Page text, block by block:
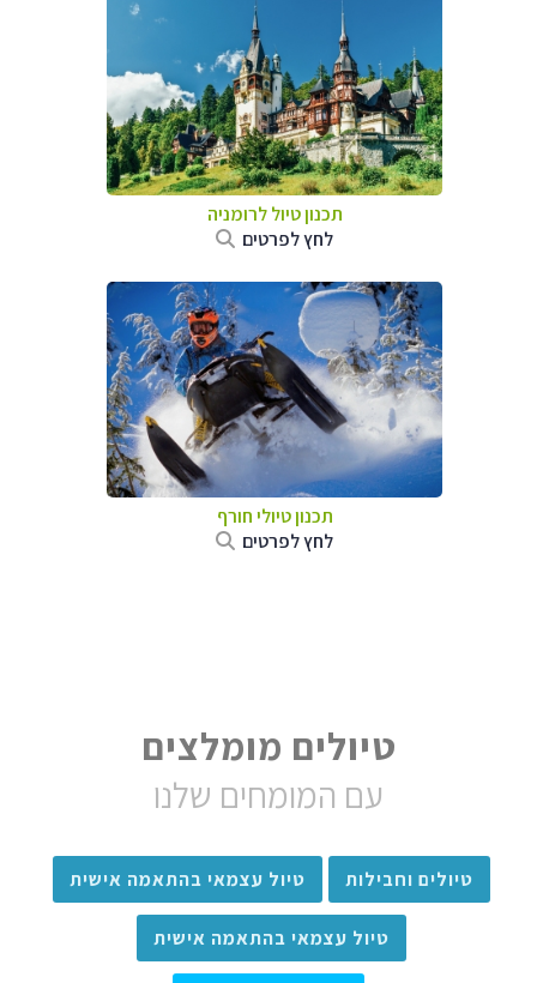
תכנון טיול לרומניה
לחץ לפרטים
תכנון טיולי חורף
לחץ לפרטים
טיולים מומלצים
עם המומחים שלנו
טיולים וחבילות טיול עצמאי בהתאמה אישית
טיול עצמאי בהתאמה אישית